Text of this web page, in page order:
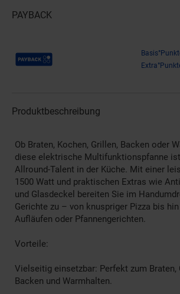
PAYBACK
Payback Punkte
Produktbeschreibung
Ob Braten, Kochen, Grillen, Backen oder
diese elektrische Multifunktionspfanne
Allround-Talent in der Küche. Mit einer
1500 Watt und praktischen Extras wie
und Glasdeckel bereiten Sie im
Gerichte zu – von knuspriger Pizza bis
Aufläufen oder Pfannengerichten.
Vorteile:
Vielseitig einsetzbar: Perfekt zum Braten,
Backen und Warmhalten.